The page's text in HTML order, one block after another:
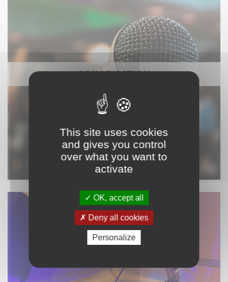
SONORISATION
This site uses cookies
and gives you control
over what you want to
activate
OK, accept all
Deny all cookies
Personalize